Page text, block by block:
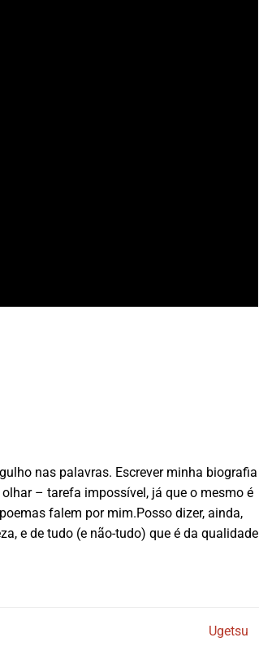
nas palavras. Escrever minha biografia
– tarefa impossível, já que o mesmo é
falem por mim.Posso dizer, ainda,
e de tudo (e não-tudo) que é da qualidade
Ugetsu